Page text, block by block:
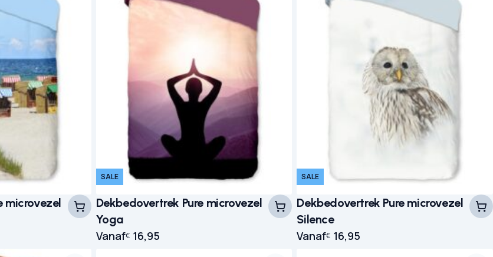
microvezel
SALE
Dekbedovertrek Pure microvezel
Yoga
Vanaf€ 16,95
SALE
Dekbedovertrek Pure microvezel
Silence
Vanaf€ 16,95